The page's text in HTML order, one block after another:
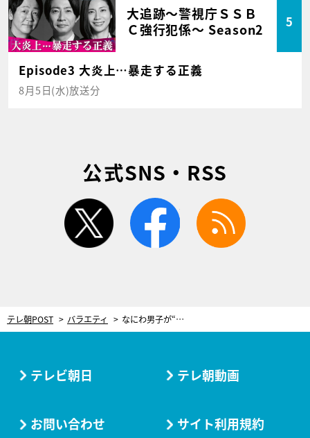
大追跡～警視庁ＳＳＢ
Ｃ強行犯係～ Season2
5
Episode3 大炎上…暴走する正義
8月5日(水)放送分
公式SNS・RSS
twitter facebook
テレ朝POST バラエティ なにわ男子が“完全個人戦”でダンスバトル！高難度に悲鳴「本編超えてくるのやめてくれません？」
テレビ朝日 テレ朝動画
お問い合わせ サイト利用規約